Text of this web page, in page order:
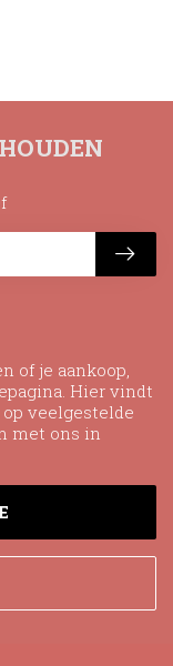
of je aankoop,
Hier vindt
veelgestelde
met ons in